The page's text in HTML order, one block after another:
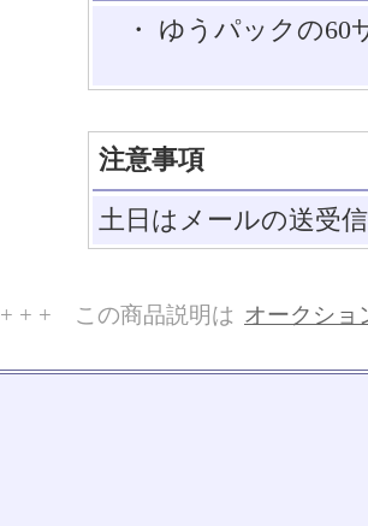
・ ゆうパックの60
注意事項
土日はメールの送受
+ + + この商品説明は オークショ